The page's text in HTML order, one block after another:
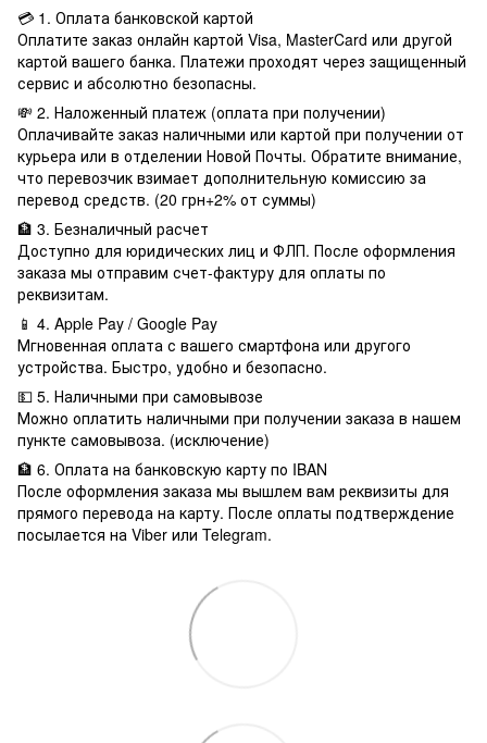
💳 1. Оплата банковской картой
Оплатите заказ онлайн картой Visa, MasterCard или другой
картой вашего банка. Платежи проходят через защищенный
сервис и абсолютно безопасны.
💸 2. Наложенный платеж (оплата при получении)
Оплачивайте заказ наличными или картой при получении от
курьера или в отделении Новой Почты. Обратите внимание,
что перевозчик взимает дополнительную комиссию за
перевод средств. (20 грн+2% от суммы)
🏦 3. Безналичный расчет
Доступно для юридических лиц и ФЛП. После оформления
заказа мы отправим счет-фактуру для оплаты по
реквизитам.
📱 4. Apple Pay / Google Pay
Мгновенная оплата с вашего смартфона или другого
устройства. Быстро, удобно и безопасно.
💵 5. Наличными при самовывозе
Можно оплатить наличными при получении заказа в нашем
пункте самовывоза. (исключение)
🏦 6. Оплата на банковскую карту по IBAN
После оформления заказа мы вышлем вам реквизиты для
прямого перевода на карту. После оплаты подтверждение
посылается на Viber или Telegram.